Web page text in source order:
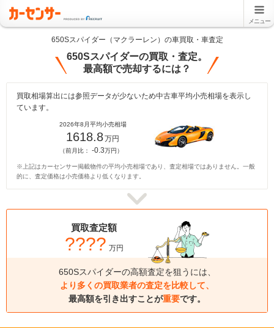
メニュー
650Sスパイダー（マクラーレン）の車買取・車査定
650Sスパイダーの買取・査定。
最高額で売却するには？
買取相場算出には参照データが少ないため中古車平均小売相場を表示し
ています。
2026年8月平均小売相場
1618.8万円
（前月比： -0.3万円）
※上記はカーセンサー掲載物件の平均小売相場であり、査定相場ではありません。一般
的に、査定価格は小売価格より低くなります。
買取査定額
???? 万円
650Sスパイダーの高額査定を狙うには、
より多くの買取業者の査定を比較して、
最高額を引き出すことが重要です。